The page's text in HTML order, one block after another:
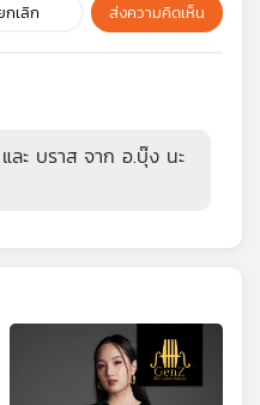
กเลิก ส่งความคิดเห็น
ละ บราส จาก อ.บุ๊ง นะ